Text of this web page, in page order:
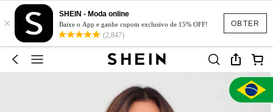
OBTER
×
SHEIN - Moda online
Baixe o App e ganhe cupom exclusivo de 15% OFF!
(2,847)